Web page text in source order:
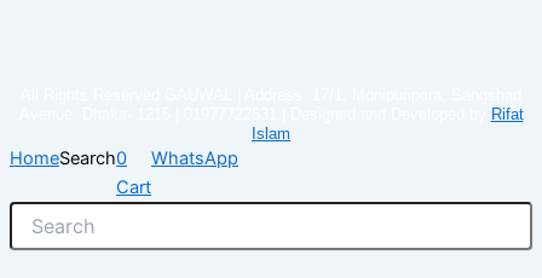
Rifat
Islam
HomeSearch0
Cart
WhatsApp